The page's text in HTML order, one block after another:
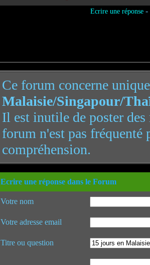
Ecrire une réponse-
Ce forum concerne
Malaisie/Singapour/
Il est inutile de poster
forum n'est pas
compréhension.
Ecrire une réponse dans le Forum
Votre nom
Votre adresse email
Titre ou question